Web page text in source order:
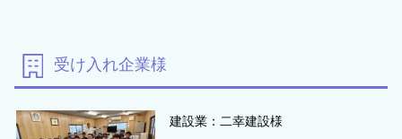
受け入れ企業様
建設業：二幸建設様